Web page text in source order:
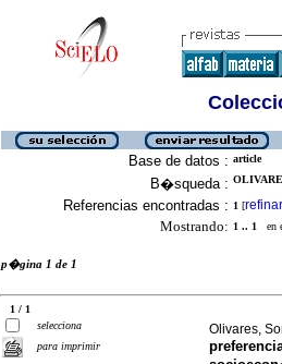
Base de datos : article
B�squeda :
Referencias encontradas : 1 [refinar
Mostrando: 1 .. 1 en
p�gina 1 de 1
1 / 1
selecciona
para imprimir
Olivares,